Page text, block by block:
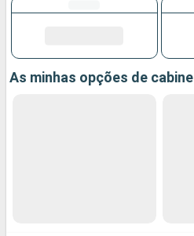
As minhas opções de cabine